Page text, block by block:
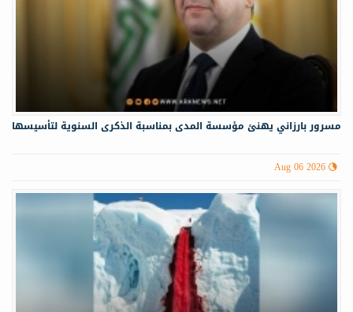
مسرور بارزاني يهنئ مؤسسة المدى بمناسبة الذكرى السنوية لتأسيسها
Aug 06 2026